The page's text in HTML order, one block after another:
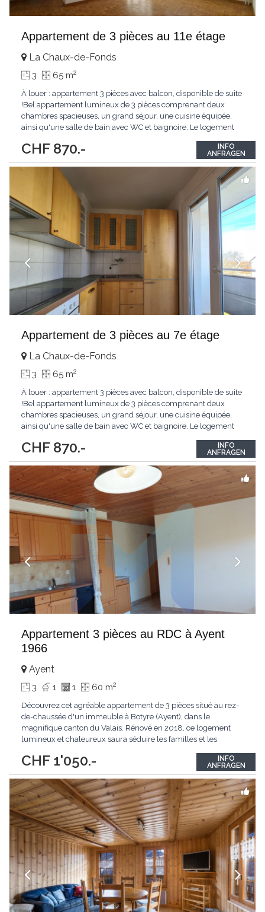
Appartement de 3 pièces au 11e étage
CHF 870.-
La Chaux-de-Fonds
3 65 m2
À louer : appartement 3 pièces avec balcon, disponible de suite
!Bel appartement lumineux de 3 pièces comprenant deux
chambres spacieuses, un grand séjour, une cuisine équipée,
ainsi qu'une salle de bain avec WC et baignoire. Le logement
complète ce bien.Idéalement situé, proche des commodités et
des transports.
INFO
ANFRAGEN
Appartement de 3 pièces au 7e étage
CHF 870.-
La Chaux-de-Fonds
3 65 m2
À louer : appartement 3 pièces avec balcon, disponible de suite
!Bel appartement lumineux de 3 pièces comprenant deux
chambres spacieuses, un grand séjour, une cuisine équipée,
ainsi qu'une salle de bain avec WC et baignoire. Le logement
complète ce bien.Idéalement situé, proche des commodités et
des transports.
INFO
ANFRAGEN
Appartement 3 pièces au RDC à Ayent
1966
CHF 1'050.-
Ayent
3 1 1 60 m2
Découvrez cet agréable appartement de 3 pièces situé au rez-
de-chaussée d'un immeuble à Botyre (Ayent), dans le
magnifique canton du Valais. Rénové en 2018, ce logement
lumineux et chaleureux saura séduire les familles et les
Pièces lumineuses : grandes fenêtres avec vue Cuisine équipée :
Lumineuse et fonctionnelle, avec...
INFO
ANFRAGEN